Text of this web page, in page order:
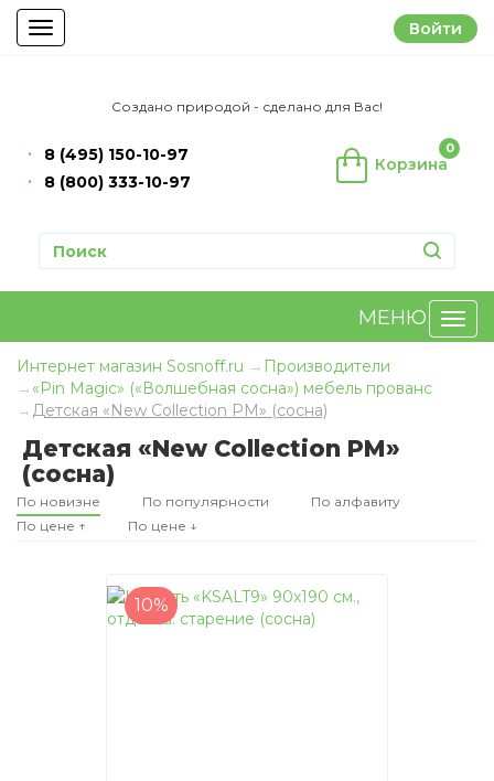
Toggle
navigation
Войти
Создано природой - сделано для Вас!
Корзина
0
8 (495) 150-10-97
8 (800) 333-10-97
МЕНЮ
Интернет магазин Sosnoff.ru
Производители
«Pin Magic» («Волшебная сосна») мебель прованс
Детская «New Collection PM» (сосна)
Детская «New Collection PM»
(сосна)
По новизне По популярности
По алфавиту
По цене ↑
По цене ↓
10%